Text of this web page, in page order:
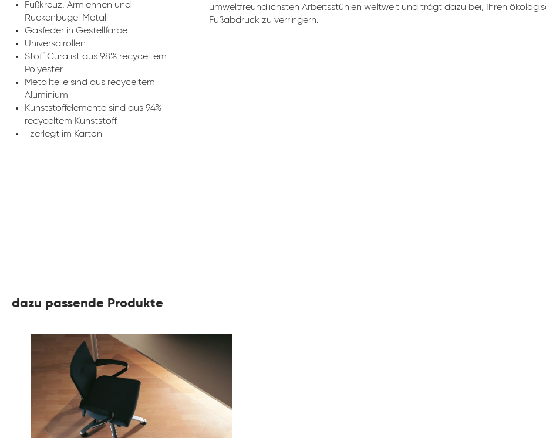
Fußkreuz, Armlehnen und
Rückenbügel Metall
Gasfeder in Gestellfarbe
Universalrollen
Stoff Cura ist aus 98% recyceltem
Polyester
Metallteile sind aus recyceltem
Aluminium
Kunststoffelemente sind aus 94%
recyceltem Kunststoff
-zerlegt im Karton-
umweltfreundlichsten Arbeitsstühlen weltweit und trägt dazu bei, Ihren
Fußabdruck zu verringern.
dazu passende Produkte